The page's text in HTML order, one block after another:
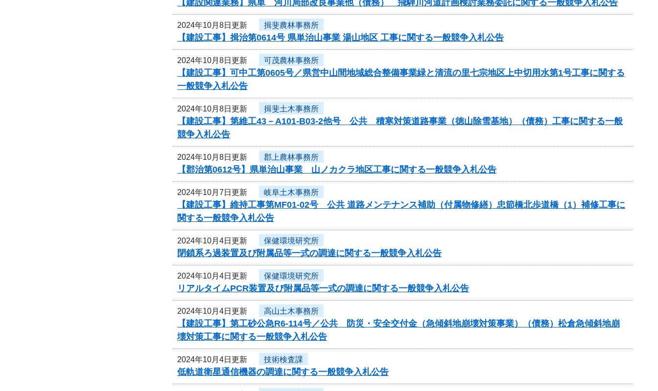
【建設関連業務】県単 河川局部改良事業他（債務） 飛騨川河道計画検討業務委託に関する一般競争入札公告
2024年10月8日更新 揖斐農林事務所
【建設工事】揖治第0614号 県単治山事業 湯山地区 工事に関する一般競争入札公告
2024年10月8日更新 可茂農林事務所
【建設工事】可中工第0605号／県営中山間地域総合整備事業緑と清流の里七宗地区上中切用水第1号工事に関する
一般競争入札公告
2024年10月8日更新 揖斐土木事務所
【建設工事】第維工43－A101-B03-2他号 公共 積寒対策道路事業（徳山除雪基地）（債務）工事に関する一般
競争入札公告
2024年10月8日更新 郡上農林事務所
【郡治第0612号】県単治山事業 山ノカクラ地区工事に関する一般競争入札公告
2024年10月7日更新 岐阜土木事務所
【建設工事】維持工事第MF01-02号 公共 道路メンテナンス補助（付属物修繕）忠節橋北歩道橋（1）補修工事に
関する一般競争入札公告
2024年10月4日更新 保健環境研究所
閉鎖系ろ過装置及び附属品等一式の調達に関する一般競争入札公告
2024年10月4日更新 保健環境研究所
リアルタイムPCR装置及び附属品等一式の調達に関する一般競争入札公告
2024年10月4日更新 高山土木事務所
【建設工事】第工砂公急R6-114号／公共 防災・安全交付金（急傾斜地崩壊対策事業）（債務）松倉急傾斜地崩
壊対策工事に関する一般競争入札公告
2024年10月4日更新 技術検査課
低軌道衛星通信機器の調達に関する一般競争入札公告